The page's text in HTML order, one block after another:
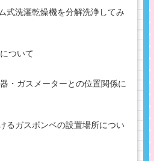
式洗濯乾燥機を分解洗浄してみ
ついて
・ガスメーターとの位置関係に
るガスボンベの設置場所につい